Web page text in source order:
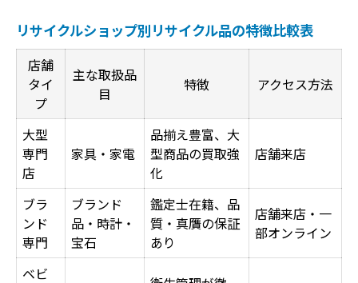
リサイクル品ジャンル別選び方早見表
リサイクル品購入で押さえるべき注意点
オンラインでリサイクル品を手軽に探す方
リサイクルショップ近くで見つけるお得な
リサイクル品
リサイクル品購入時のチェックリスト
リサイクル品の選択が環境への第一歩に
リサイクル品購入がもたらす環境効果一覧
リサイクル品を通じた持続可能な暮らし
リサイクルショップ別リサイクル品の特徴比較表
店舗
タイ
プ
主な取扱品
目
特徴 アクセス方法
大型
専門
店
家具・家電
品揃え豊富、大
型商品の買取強
化
店舗来店
ブラ
ンド
専門
ブランド
品・時計・
宝石
鑑定士在籍、品
質・真贋の保証
あり
店舗来店・一
部オンライン
ベビ